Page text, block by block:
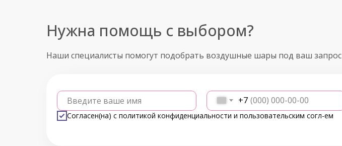
Наши специалисты помогут подобрать воздушные шары под ваш запрос
Введите ваше имя +7
Согласен(на) с политикой конфиденциальности и пользовательским согл-ем
Нужна помощь с выбором?